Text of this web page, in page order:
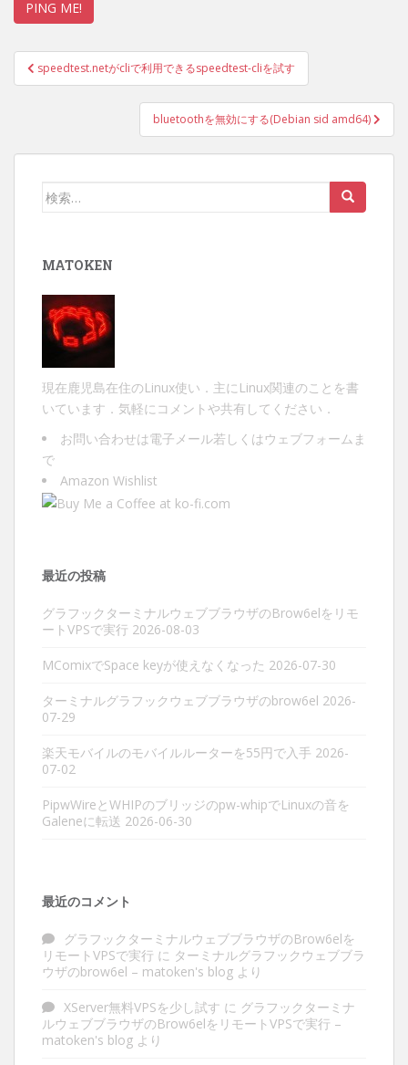
投
稿
ゲ
speedtest.netがcliで利用できるspeedtest-cliを試す
bluetoothを無効にする(Debian sid amd64)
検
MATOKEN
現在鹿児島在住のLinux使い．主にLinux関連のことを書
いています．気軽にコメントや共有してください．
お問い合わせは電子メール若しくは ウェブフォーム ま
で
Amazon Wishlist
最近の投稿
グラフックターミナルウェブブラウザのBrow6elをリモ
ートVPSで実行 2026-08-03
MComixでSpace keyが使えなくなった 2026-07-30
ターミナルグラフックウェブブラウザのbrow6el 2026-
07-29
楽天モバイルのモバイルルーターを55円で入手 2026-
07-02
PipwWireとWHIPのブリッジのpw-whipでLinuxの音を
Galeneに転送 2026-06-30
最近のコメント
グラフックターミナルウェブブラウザのBrow6elを
リモートVPSで実行 に ターミナルグラフックウェブブラ
ウザのbrow6el – matoken's blog より
XServer無料VPSを少し試す に グラフックターミナ
ルウェブブラウザのBrow6elをリモートVPSで実行 –
matoken's blog より